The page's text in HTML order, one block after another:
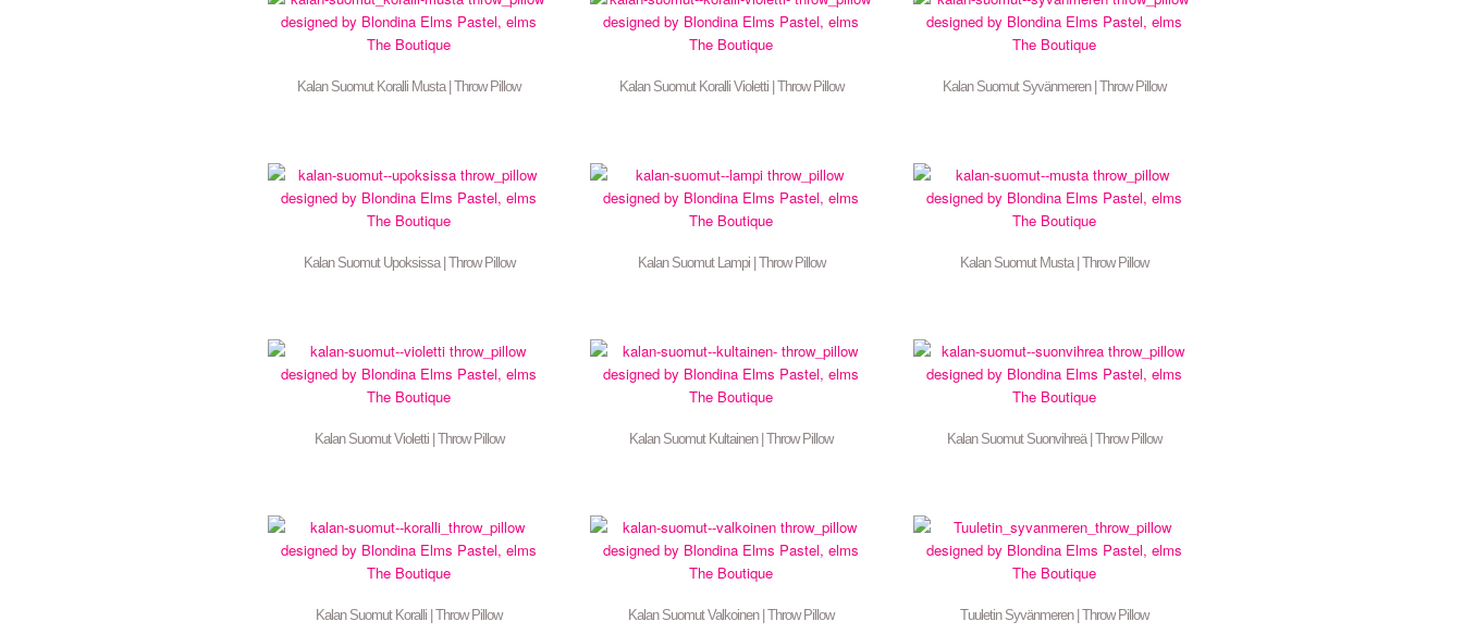
Kalan Suomut Koralli Musta | Throw Pillow Kalan Suomut Koralli Violetti | Throw Pillow Kalan Suomut Syvänmeren | Throw Pillow
Kalan Suomut Upoksissa | Throw Pillow Kalan Suomut Lampi | Throw Pillow Kalan Suomut Musta | Throw Pillow
Kalan Suomut Violetti | Throw Pillow Kalan Suomut Kultainen | Throw Pillow Kalan Suomut Suonvihreä | Throw Pillow
Kalan Suomut Koralli | Throw Pillow Kalan Suomut Valkoinen | Throw Pillow Tuuletin Syvänmeren | Throw Pillow